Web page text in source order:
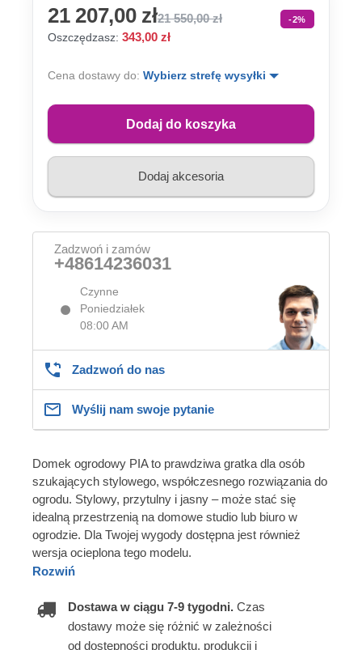
21 207,00 zł21 550,00 zł -2%
Oszczędzasz: 343,00 zł
Cena dostawy do: Wybierz strefę wysyłki
Dodaj do koszyka
Dodaj akcesoria
Zadzwoń i zamów
+48614236031
Czynne
Poniedziałek
08:00 AM
Zadzwoń do nas
Wyślij nam swoje pytanie
Domek ogrodowy PIA to prawdziwa gratka dla osób
szukających stylowego, współczesnego rozwiązania do
ogrodu. Stylowy, przytulny i jasny – może stać się
idealną przestrzenią na domowe studio lub biuro w
ogrodzie. Dla Twojej wygody dostępna jest również
wersja ocieplona tego modelu.
Rozwiń
Dostawa w ciągu 7-9 tygodni. Czas
dostawy może się różnić w zależności
od dostępności produktu, produkcji i